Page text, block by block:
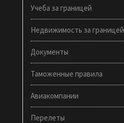
Учеба за границей
Недвижимость за границей
Документы
Таможенные правила
Авиакомпании
Перелеты